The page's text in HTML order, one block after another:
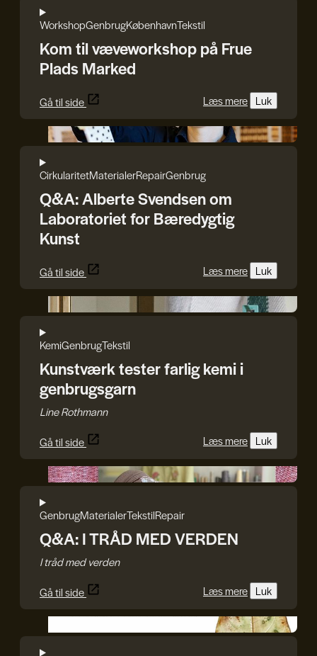
WorkshopGenbrugKøbenhavnTekstil
Kom til væveworkshop på Frue
Plads Marked
Gå til side Læs mere Luk
Søren Svendsen
CirkularitetMaterialerRepairGenbrug
Q&A: Alberte Svendsen om
Laboratoriet for Bæredygtig
Kunst
Gå til side Læs mere Luk
Line Rothmann
KemiGenbrugTekstil
Kunstværk tester farlig kemi i
genbrugsgarn
Line Rothmann
Gå til side
Læs mere Luk
I TRÅD MED VERDEN
GenbrugMaterialerTekstilRepair
Q&A: I TRÅD MED VERDEN
I tråd med verden
Gå til side
Læs mere Luk